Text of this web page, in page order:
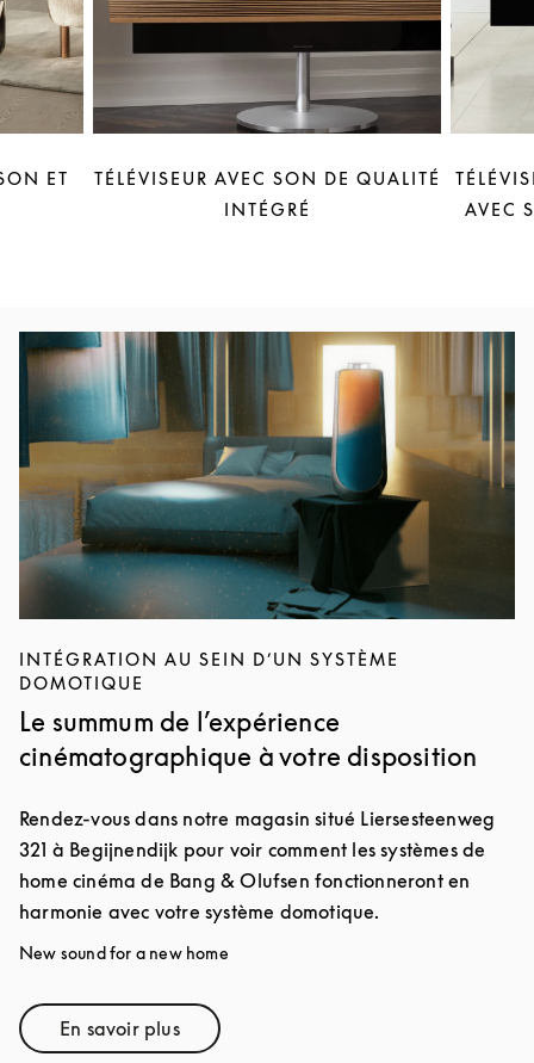
ET
TÉLÉVISEUR AVEC SON DE QUALITÉ
INTÉGRÉ
AVEC
Image de l’événement
INTÉGRATION AU SEIN D’UN SYSTÈME
DOMOTIQUE
Le summum de l’expérience
cinématographique à votre disposition
Rendez-vous dans notre magasin situé Liersesteenweg
321 à Begijnendijk pour voir comment les systèmes de
home cinéma de Bang & Olufsen fonctionneront en
harmonie avec votre système domotique.
New sound for a new home
En savoir plusLink Opens in New Tab